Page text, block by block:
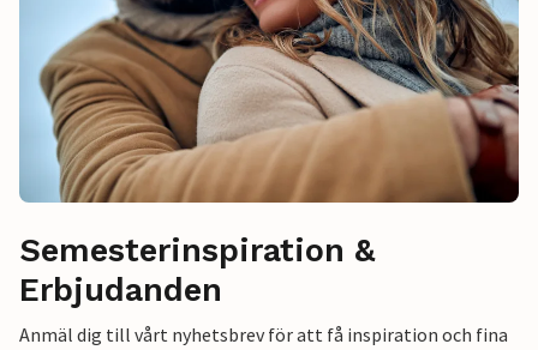
Semesterinspiration &
Erbjudanden
Anmäl dig till vårt nyhetsbrev för att få inspiration och fina